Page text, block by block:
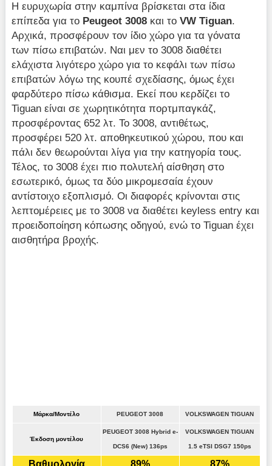
Η ευρυχωρία στην καμπίνα βρίσκεται στα ίδια
επίπεδα για το Peugeot 3008 και τοVW Tiguan.
Αρχικά, προσφέρουν τον ίδιο χώρο για τα γόνατα
των πίσω επιβατών. Ναι μεν το 3008 διαθέτει
ελάχιστα λιγότερο χώρο για το κεφάλι των πίσω
επιβατών λόγω της κουπέ σχεδίασης, όμως έχει
φαρδύτερο πίσω κάθισμα. Εκεί που κερδίζει το
Tiguan είναι σε χωρητικότητα πορτμπαγκάζ,
προσφέροντας 652 λτ. Το 3008, αντιθέτως,
προσφέρει 520 λτ. αποθηκευτικού χώρου, που και
πάλι δεν θεωρούνται λίγα για την κατηγορία τους.
Τέλος, το 3008 έχει πιο πολυτελή αίσθηση στο
εσωτερικό, όμως τα δύο μικρομεσαία έχουν
αντίστοιχο εξοπλισμό. Οι διαφορές κρίνονται στις
λεπτομέρειες με το 3008 να διαθέτει keyless entry και
προειδοποίηση κόπωσης οδηγού, ενώ το Tiguan έχει
αισθητήρα βροχής.
Μάρκα/Μοντέλο PEUGEOT 3008 VOLKSWAGEN TIGUAN
Έκδοση μοντέλου
PEUGEOT 3008 Hybrid e-
DCS6 (New) 136ps
VOLKSWAGEN TIGUAN
1.5 eTSI DSG7 150ps